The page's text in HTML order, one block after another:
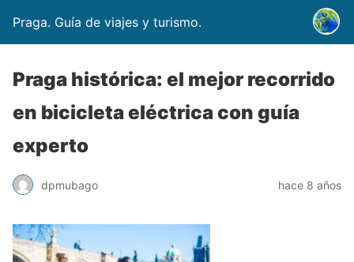
Praga. Guía de viajes y turismo.
Praga histórica: el mejor recorrido
en bicicleta eléctrica con guía
experto
dpmubago hace 8 años